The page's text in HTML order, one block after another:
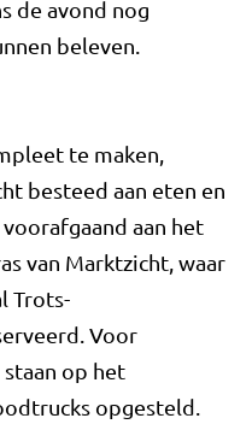
de avond nog
beleven.
te maken,
besteed aan eten en
aan het
van Marktzicht, waar
Trots-
Voor
op het
opgesteld.